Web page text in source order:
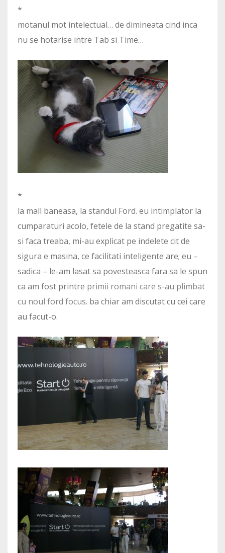
*
motanul mot intelectual… de dimineata cind inca
nu se hotarise intre Tab si Time…
*
la mall baneasa, la standul Ford. eu intimplator la
cumparaturi acolo, fetele de la stand pregatite sa-
si faca treaba, mi-au explicat pe indelete cit de
sigura e masina, ce facilitati inteligente are; eu –
sadica – le-am lasat sa povesteasca fara sa le spun
ca am fost printre primii romani care s-au plimbat
cu noul ford focus. ba chiar am discutat cu cei care
au facut-o.